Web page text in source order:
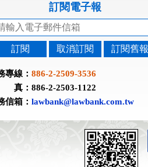
訂閱電子報
訂閱 取消訂閱 訂閱舊報
專線： 886-2-2509-3536
：886-2-2503-1122
信箱： lawbank@lawbank.com.tw